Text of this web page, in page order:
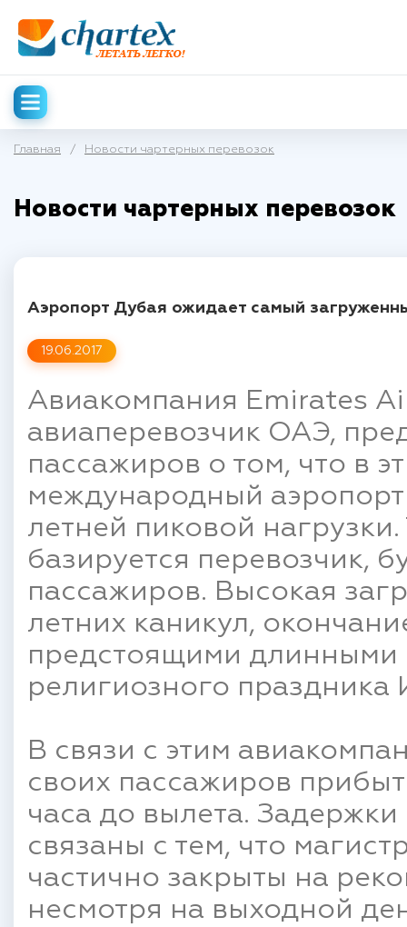
Главная / Новости чартерных перевозок
Новости чартерных перевозок
19.06.2017
Аэропорт Дубая ожидает самый
Авиакомпания Emirates
авиаперевозчик ОАЭ,
пассажиров о том, что в
международный
летней пиковой
базируется перевозчик,
пассажиров. Высокая
летних каникул,
предстоящими длинными
религиозного
В связи с этим
своих пассажиров
часа до вылета.
связаны с тем, что
частично закрыты на
несмотря на выходной